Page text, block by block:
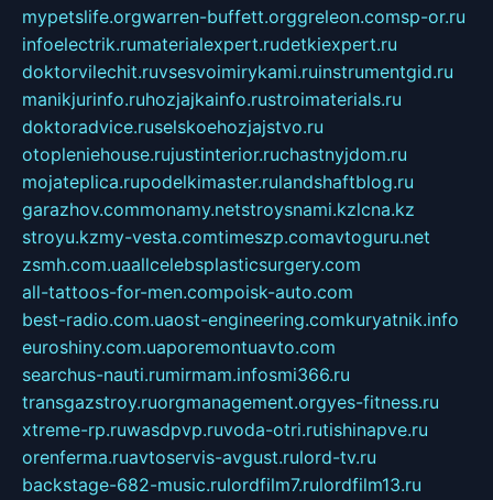
mypetslife.orgwarren-buffett.orggreleon.comsp-or.ru
infoelectrik.rumaterialexpert.rudetkiexpert.ru
doktorvilechit.ruvsesvoimirykami.ruinstrumentgid.ru
manikjurinfo.ruhozjajkainfo.rustroimaterials.ru
doktoradvice.ruselskoehozjajstvo.ru
otopleniehouse.rujustinterior.ruchastnyjdom.ru
mojateplica.rupodelkimaster.rulandshaftblog.ru
garazhov.commonamy.netstroysnami.kzlcna.kz
stroyu.kzmy-vesta.comtimeszp.comavtoguru.net
zsmh.com.uaallcelebsplasticsurgery.com
all-tattoos-for-men.compoisk-auto.com
best-radio.com.uaost-engineering.comkuryatnik.info
euroshiny.com.uaporemontuavto.com
searchus-nauti.rumirmam.infosmi366.ru
transgazstroy.ruorgmanagement.orgyes-fitness.ru
xtreme-rp.ruwasdpvp.ruvoda-otri.rutishinapve.ru
orenferma.ruavtoservis-avgust.rulord-tv.ru
backstage-682-music.rulordfilm7.rulordfilm13.ru